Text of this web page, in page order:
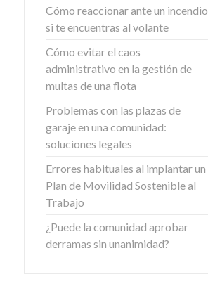
Cómo reaccionar ante un incendio
si te encuentras al volante
Cómo evitar el caos
administrativo en la gestión de
multas de una flota
Problemas con las plazas de
garaje en una comunidad:
soluciones legales
Errores habituales al implantar un
Plan de Movilidad Sostenible al
Trabajo
¿Puede la comunidad aprobar
derramas sin unanimidad?